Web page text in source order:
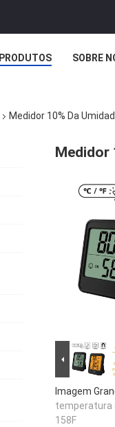
PRODUTOS SOBRE
Medidor 10% Da
Medidor
Imagem
temperatura
158F